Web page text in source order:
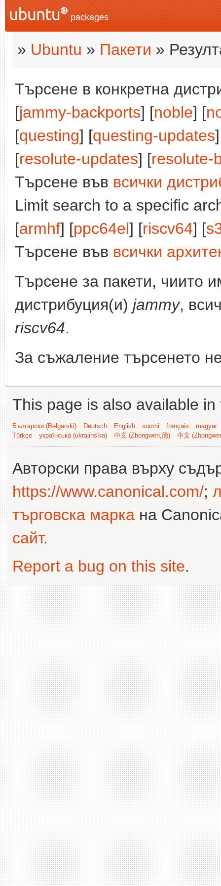
packages
» Ubuntu » Пакети »
Търсене в конкретна
[jammy-backports] [noble] [
[questing] [questing-updates
[resolute-updates] [resolute-
Търсене във всички
Limit search to a specific
[armhf] [ppc64el] [riscv64] [
Търсене във всички
Търсене за пакети, чиито
дистрибуция(и) jammy,
riscv64.
За съжаление търсенето
This page is also available
Български (Bəlgarski) Deutsch English suomi français
magyar
Türkçe
українська (ukrajins'ka) 中文 (Zhongwen,简) 中文
Авторски права върху
https://www.canonical.com/;
търговска марка на
сайт.
Report a bug on this site.